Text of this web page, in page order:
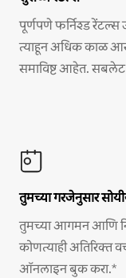
पूर्णपणे फर्निश्ड
त्याहून अधिक काळ
समाविष्ट आहेत. सबलेट
तुमच्या गरजेनुसार
तुमच्या आगमन आणि
कोणत्याही अतिरिक्त
ऑनलाइन बुक करा.*